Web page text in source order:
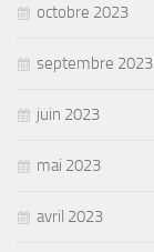
octobre 2023
septembre 2023
juin 2023
mai 2023
avril 2023